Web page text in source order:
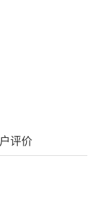
评价